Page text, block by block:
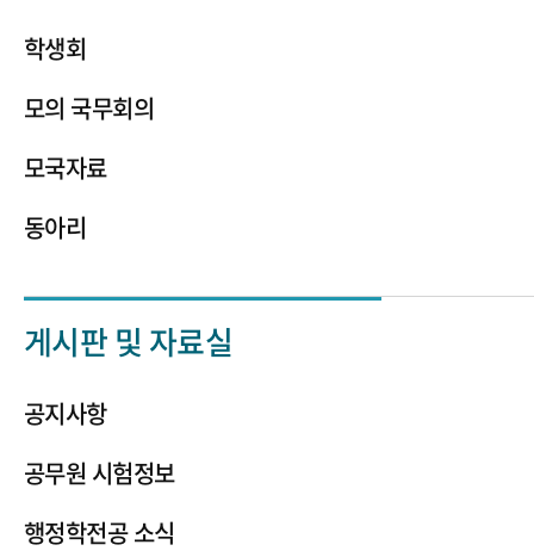
학생회
모의 국무회의
모국자료
동아리
게시판 및 자료실
공지사항
공무원 시험정보
행정학전공 소식